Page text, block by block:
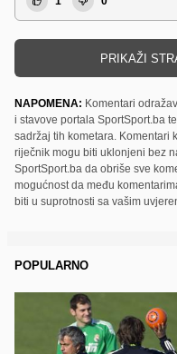
PRIKAŽI
NAPOMENA: Komentari
i stavove portala SportSport.ba
sadržaj tih kometara. Komentari
riječnik mogu biti uklonjeni bez
SportSport.ba da obriše sve
mogućnost da među
biti u suprotnosti sa vašim
POPULARNO